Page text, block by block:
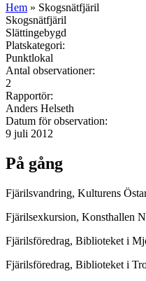
Hem » Skogsnätfjäril
Skogsnätfjäril
Slättingebygd
Platskategori:
Punktlokal
Antal observationer:
2
Rapportör:
Anders Helseth
Datum för observation:
9 juli 2012
På gång
Fjärilsvandring, Kulturens
Fjärilsexkursion, Konsthallen
Fjärilsföredrag, Biblioteket i
Fjärilsföredrag, Biblioteket i